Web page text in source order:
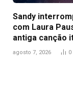
Sandy
com Laura
antiga canção
agosto 7, 2026 0